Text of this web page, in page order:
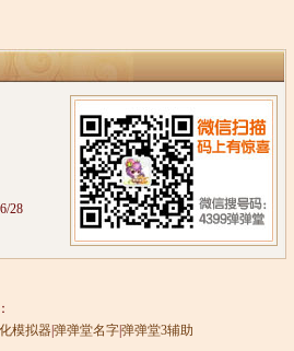
28
模拟器|弹弹堂名字|弹弹堂3辅助